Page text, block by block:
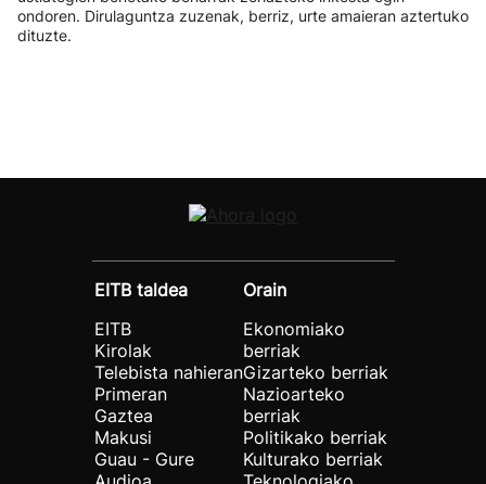
ondoren. Dirulaguntza zuzenak, berriz, urte amaieran aztertuko
dituzte.
EITB taldea
EITB
Kirolak
Telebista nahieran
Primeran
Gaztea
Makusi
Guau - Gure
Orain
Ekonomiako
berriak
Gizarteko berriak
Nazioarteko
berriak
Politikako berriak
Kulturako berriak